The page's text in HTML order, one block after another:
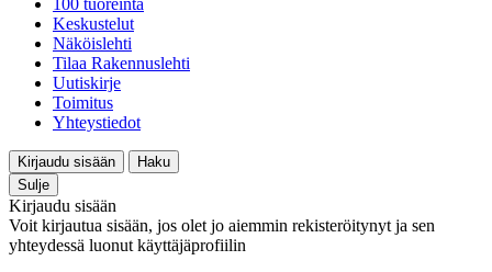
100 tuoreinta
Keskustelut
Näköislehti
Tilaa Rakennuslehti
Uutiskirje
Toimitus
Yhteystiedot
Kirjaudu sisään
Haku
Sulje
Kirjaudu sisään
Voit kirjautua sisään, jos olet jo aiemmin rekisteröitynyt ja sen
yhteydessä luonut käyttäjäprofiilin